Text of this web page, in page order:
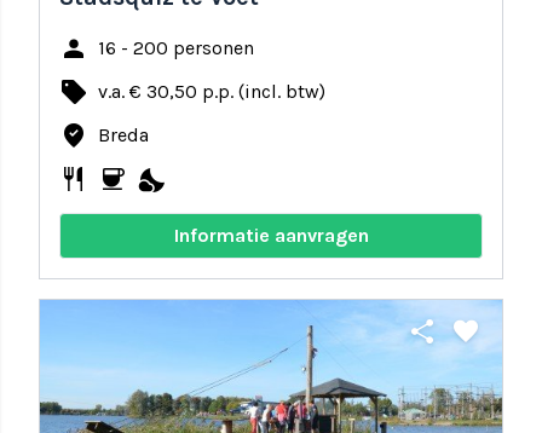
person 16 - 200 personen
local_offer v.a. € 30,50 p.p. (incl. btw)
where_to_vote Breda
restaurant coffee nights_stay
Informatie aanvragen
share favorite